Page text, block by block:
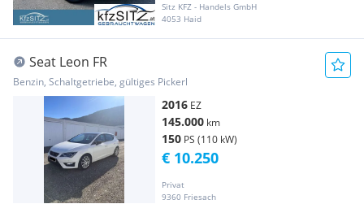
Sitz KFZ - Handels GmbH
4053 Haid
Seat Leon FR
Benzin, Schaltgetriebe, gültiges Pickerl
2016 EZ
145.000 km
150 PS (110 kW)
Privat
9360 Friesach
€ 10.250